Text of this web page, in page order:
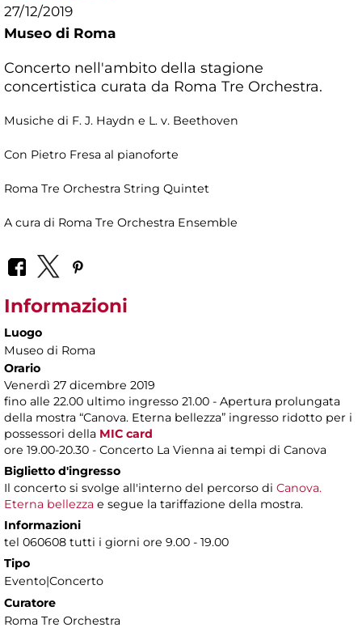
27/12/2019
Museo di Roma
Concerto nell'ambito della stagione
concertistica curata da Roma Tre Orchestra.
Musiche di F. J. Haydn e L. v. Beethoven
Con Pietro Fresa al pianoforte
Roma Tre Orchestra String Quintet
A cura di Roma Tre Orchestra Ensemble
Informazioni
Luogo
Museo di Roma
Orario
Venerdì 27 dicembre 2019
fino alle 22.00 ultimo ingresso 21.00 - Apertura prolungata
della mostra “Canova. Eterna bellezza” ingresso ridotto per i
possessori della MIC card
ore 19.00-20.30 - Concerto La Vienna ai tempi di Canova
Biglietto d'ingresso
Il concerto si svolge all'interno del percorso di Canova.
Eterna bellezza e segue la tariffazione della mostra.
Informazioni
tel 060608 tutti i giorni ore 9.00 - 19.00
Tipo
Evento|Concerto
Curatore
Roma Tre Orchestra